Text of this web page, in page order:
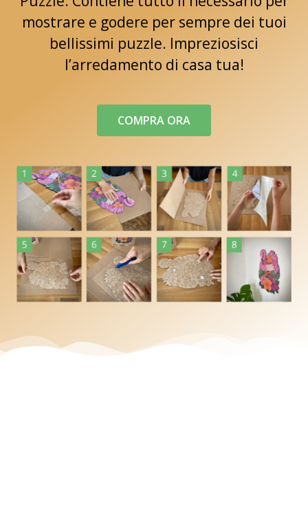
mostrare e godere per sempre dei tuoi
bellissimi puzzle. Impreziosisci
l’arredamento di casa tua!
COMPRA ORA